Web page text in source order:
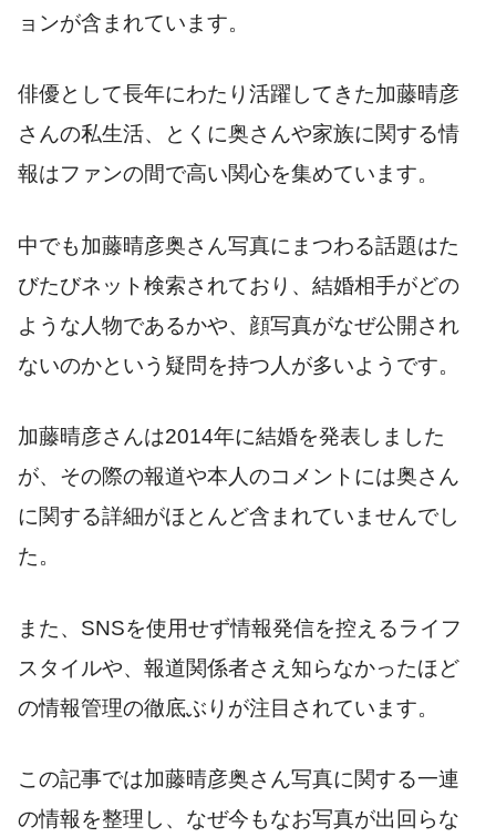
ョンが含まれています。
俳優として長年にわたり活躍してきた加藤晴彦
さんの私生活、とくに奥さんや家族に関する情
報はファンの間で高い関心を集めています。
中でも加藤晴彦奥さん写真にまつわる話題はた
びたびネット検索されており、結婚相手がどの
ような人物であるかや、顔写真がなぜ公開され
ないのかという疑問を持つ人が多いようです。
加藤晴彦さんは2014年に結婚を発表しました
が、その際の報道や本人のコメントには奥さん
に関する詳細がほとんど含まれていませんでし
た。
また、SNSを使用せず情報発信を控えるライフ
スタイルや、報道関係者さえ知らなかったほど
の情報管理の徹底ぶりが注目されています。
この記事では加藤晴彦奥さん写真に関する一連
の情報を整理し、なぜ今もなお写真が出回らな